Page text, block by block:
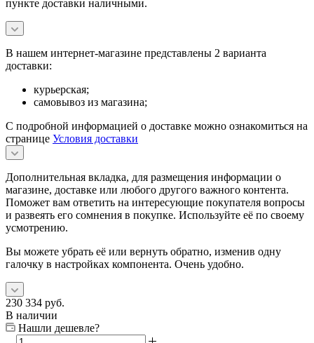
пункте доставки наличными.
В нашем интернет-магазине представлены 2 варианта
доставки:
курьерская;
самовывоз из магазина;
С подробной информацией о доставке можно ознакомиться на
странице Условия доставки
Дополнительная вкладка, для размещения информации о
магазине, доставке или любого другого важного контента.
Поможет вам ответить на интересующие покупателя вопросы
и развеять его сомнения в покупке. Используйте её по своему
усмотрению.
Вы можете убрать её или вернуть обратно, изменив одну
галочку в настройках компонента. Очень удобно.
230 334 руб.
В наличии
Нашли дешевле?